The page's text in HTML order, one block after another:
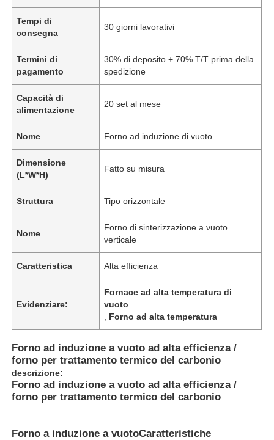
Tempi di
consegna
30 giorni lavorativi
Termini di
pagamento
30% di deposito + 70% T/T prima della
spedizione
Capacità di
alimentazione
20 set al mese
Nome Forno ad induzione di vuoto
Dimensione
(L*W*H)
Fatto su misura
Struttura Tipo orizzontale
Nome
Forno di sinterizzazione a vuoto
verticale
Caratteristica Alta efficienza
Evidenziare:
Fornace ad alta temperatura di
vuoto
Forno ad alta temperatura
Forno ad induzione a vuoto ad alta efficienza /
forno per trattamento termico del carbonio
descrizione:
Forno ad induzione a vuoto ad alta efficienza /
forno per trattamento termico del carbonio
Forno a induzione a vuotoCaratteristiche